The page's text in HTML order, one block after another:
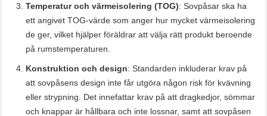
Temperatur och värmeisolering (TOG): Sovpåsar ska ha
ett angivet TOG-värde som anger hur mycket värmeisolering
de ger, vilket hjälper föräldrar att välja rätt produkt beroende
på rumstemperaturen.
Konstruktion och design: Standarden inkluderar krav på
att sovpåsens design inte får utgöra någon risk för kvävning
eller strypning. Det innefattar krav på att dragkedjor, sömmar
och knappar är hållbara och inte lossnar, samt att sovpåsen